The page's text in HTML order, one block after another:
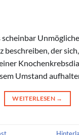
scheinbar
beschreiben, der
Umstand
WEITERLESEN →